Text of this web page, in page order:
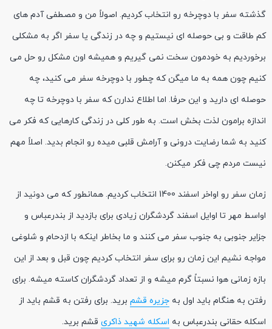
گذشته سفر با دوچرخه رو انتخاب کردیم. اصولاً من و مصطفی آدم های
کم طاقت و بی حوصله ای نیستیم و چه در زندگی یا سفر اگر به مشکلی
برخوردیم به خودمون سخت نمی گیریم و همیشه اون مشکل رو حل می
کنیم چون همه به ما میگن که چطور با دوچرخه سفر می کنید، چه
حوصله ای دارید و این حرفا. اما اطلاع ندارن که سفر با دوچرخه تا چه
اندازه برامون لذت بخش است. به طور کلی در زندگی کارهایی که فکر می
کنید به شما رضایت درونی و آرامش قلبی میده رو انجام بدید. اصلاً مهم
نیست مردم چی فکر میکنن.
زمان سفر رو اواخر اسفند 1400 انتخاب کردیم. همانطور که می دونید از
اواسط مهر تا اوایل اسفند گردشگران زیادی برای بازدید از بندرعباس و
جزایر جنوبی به جنوب سفر می کنند و ما بخاطر اینکه با ازدحام و شلوغی
مواجه نشیم این زمان رو برای سفر انتخاب کردیم چون قبل و بعد از این
بازه زمانی هوا نسبتاً گرم میشه و از تعداد گردشگران کاسته میشه. برای
رفتن به هنگام باید اول به جزیره قشم برید. برای رفتن به قشم باید از
اسکله حقانی بندرعباس به اسکله شهید ذاکری قشم برید.